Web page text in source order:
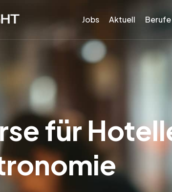
Jobs Aktuell Berufe
für